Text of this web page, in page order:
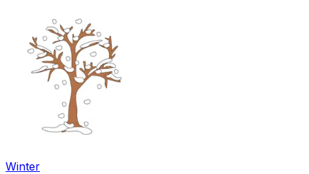
Winter